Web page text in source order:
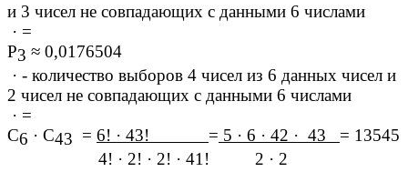
и 3 чисел не совпадающих с данными 6 числами
· =
Р3 ≈ 0,0176504
· - количество выборов 4 чисел из 6 данных чисел и
2 чисел не совпадающих с данными 6 числами
· =
С6 · С43 = 6! · 43! = 5 · 6 · 42 · 43 = 13545
4! · 2! · 2! · 41! 2 · 2